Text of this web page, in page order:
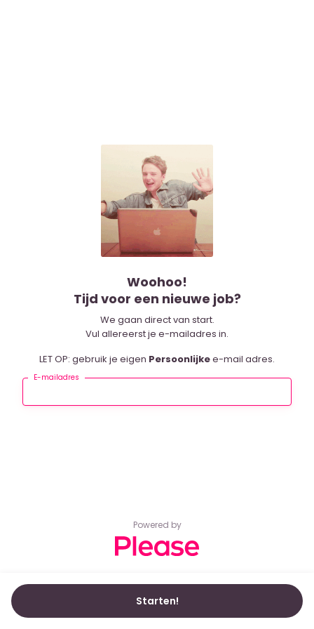
Powered by
Woohoo!
Tijd voor een nieuwe job?
We gaan direct van start.
Vul allereerst je e-mailadres in.
LET OP: gebruik je eigen Persoonlijkee-mail adres.
E-mailadres